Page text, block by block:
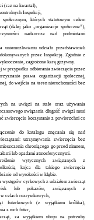
(raz na kwartał),
Inspekcji,
których statutowym celem
(dalej jako „organizacje społeczne”),
nadzorcze nad podmiotami
uniemożliwianiu udziału przedstawicieli
przez Inspekcję. Zgodnie z
zagrożone karą grzywny.
w przypadku odbierania zwierzęcia przez
prawa organizacji społecznej,
do wejścia na teren nieruchomości bez
na uwięzi na stałe oraz używania
uwiązania długość uwięzi musi
zwierzęciu korzystanie z powierzchni co
do katalogu znęcania się nad
utrzymywania zwierzęcia bez
chroniącego go przed zimnem,
lub opadami atmosferycznymi.
wytycznych związanych z
kojca dla takiego zwierzęcia
od wysokości w kłębie.
występów cyrkowych z udziałem zwierząt
lub pokazów, związanych z
celach rozrywkowych,
futerkowych (z wyjątkiem królika),
z nich futer,
za wyjątkiem uboju na potrzeby